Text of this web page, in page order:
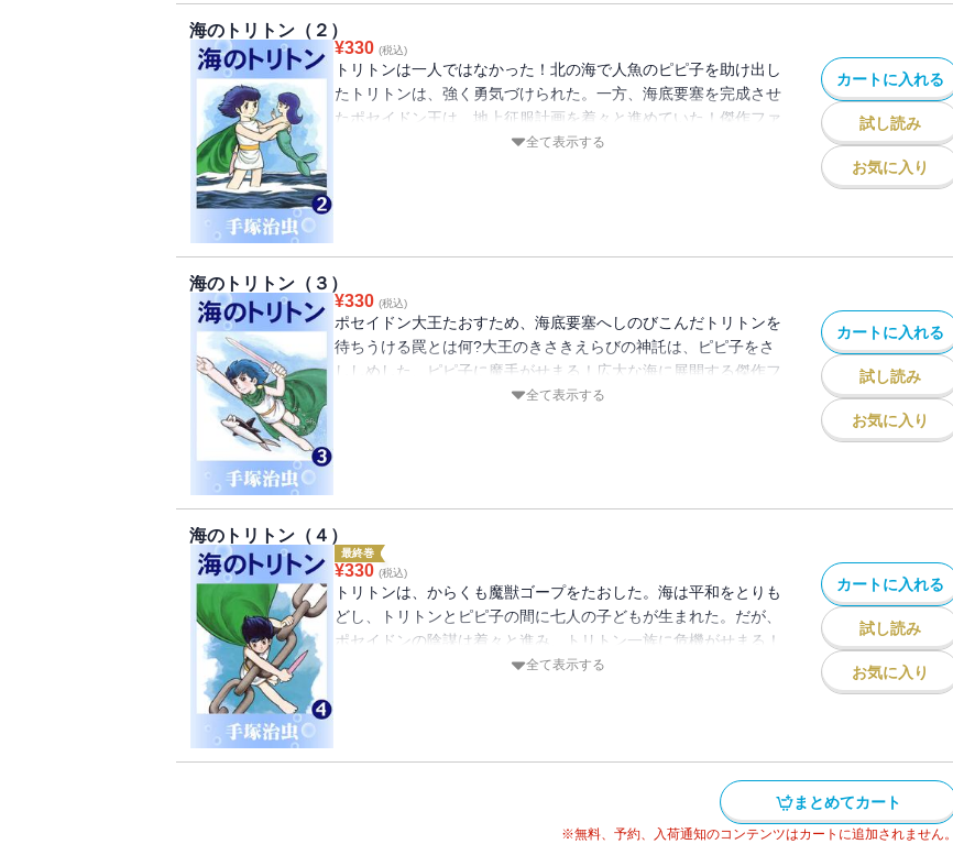
海のトリトン（２）
¥330 (税込)
トリトンは一人ではなかった！北の海で人魚のピピ子を助け出し
たトリトンは、強く勇気づけられた。一方、海底要塞を完成させ
たポセイドン王は、地上征服計画を着々と進めていた！傑作ファ
ンタジー巨編、第2弾！！
全て表示する
カートに入れる
試し読み
お気に入り
海のトリトン（３）
¥330 (税込)
ポセイドン大王たおすため、海底要塞へしのびこんだトリトンを
待ちうける罠とは何?大王のきさきえらびの神託は、ピピ子をさ
ししめした、ピピ子に魔手がせまる！広大な海に展開する傑作フ
全て表示する
カートに入れる
試し読み
お気に入り
海のトリトン（４）
最終巻
¥330 (税込)
トリトンは、からくも魔獣ゴープをたおした。海は平和をとりも
どし、トリトンとピピ子の間に七人の子どもが生まれた。だが、
ポセイドンの陰謀は着々と進み、トリトン一族に危機がせまる！
傑作ファンタジー、完結編！！全て表示する
カートに入れる
試し読み
お気に入り
まとめてカート
※無料、予約、入荷通知のコンテンツはカートに追加されません。